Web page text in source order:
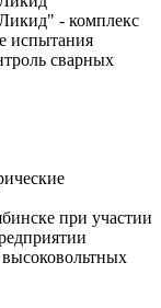
- комплекс
испытания
сварных
при участии